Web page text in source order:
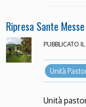
Ripresa Sante
PUBBLICATO IL
Unità
Unità